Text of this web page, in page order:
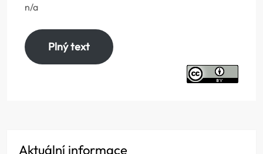
n/a
Plný text
Aktuální informace